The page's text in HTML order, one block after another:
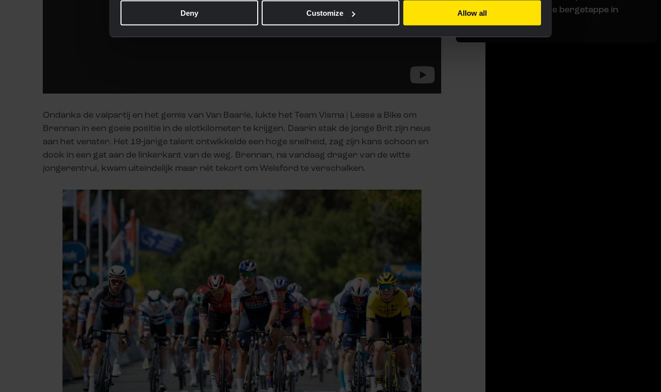
Deny Customize Allow all
Ondanks de valpartij en het gemis van Van Baarle, lukte het Team Visma | Lease a Bike om
Brennan in een goeie positie in de slotkilometer te krijgen. Daarin stak de jonge Brit zijn neus
aan het venster. Het 19-jarige talent ontwikkelde een hoge snelheid, zag zijn kans schoon en
dook in een gat aan de linkerkant van de weg. Brennan, na vandaag drager van de witte
jongerentrui, kwam uiteindelijk maar nét tekort om Welsford te verschalken.
klassement na zware bergetappe in
Vuelta a Burgos